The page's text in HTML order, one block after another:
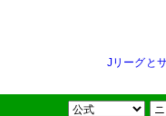
Jリーグと